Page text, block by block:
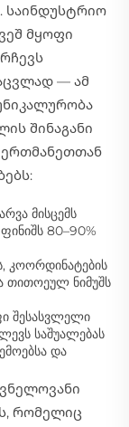
საინდუსტრიო
მყოფი
— ამ
შინაგანი
ერთმანეთთან
მისცემს
80–90%
კოორდინატების
თითოეულ ნიმუშს
შესასვლელი
საშუალებას
და
რომელიც